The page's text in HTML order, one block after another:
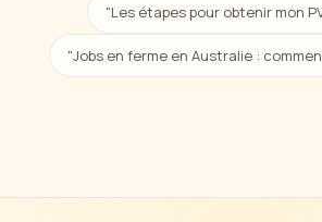
"Les étapes pour obtenir mon
"Jobs en ferme en Australie :